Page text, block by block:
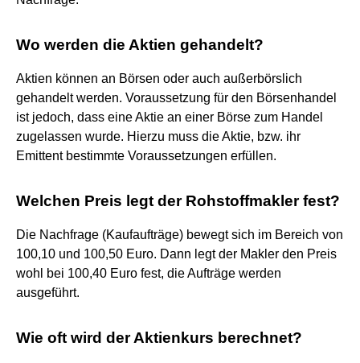
Wo werden die Aktien gehandelt?
Aktien können an Börsen oder auch außerbörslich
gehandelt werden. Voraussetzung für den Börsenhandel
ist jedoch, dass eine Aktie an einer Börse zum Handel
zugelassen wurde. Hierzu muss die Aktie, bzw. ihr
Emittent bestimmte Voraussetzungen erfüllen.
Welchen Preis legt der Rohstoffmakler fest?
Die Nachfrage (Kaufaufträge) bewegt sich im Bereich von
100,10 und 100,50 Euro. Dann legt der Makler den Preis
wohl bei 100,40 Euro fest, die Aufträge werden
ausgeführt.
Wie oft wird der Aktienkurs berechnet?